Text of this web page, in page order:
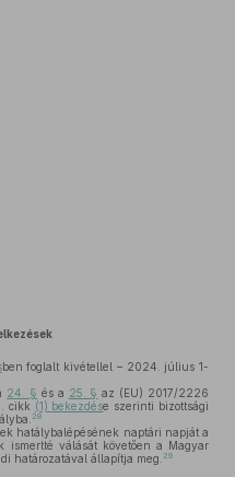
ben foglalt kivétellel – 2024. július 1-
24. § és a 25. § az (EU) 2017/2226
cikk (1) bekezdése szerinti bizottsági
28
hatálybalépésének naptári napját a
ismertté válását követően a Magyar
határozatával állapítja meg. 29